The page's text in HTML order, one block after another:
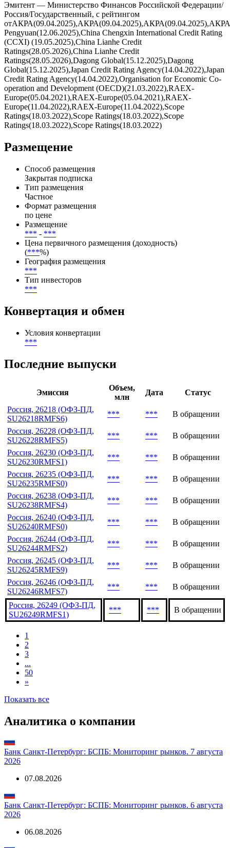
Эмитент — Министерство Финансов Российской Федерации/
Россия/Государственный, с рейтингом
Pengyuan(12.06.2025),China Chengxin International Credit Rating
(CCXI) (19.05.2025),China Lianhe Credit
Ratings(28.05.2026),China Lianhe Credit
Ratings(28.05.2026),Dagong Global(15.12.2025),Dagong
Global(15.12.2025),Japan Credit Rating Agency(14.04.2022),Japan
Credit Rating Agency(14.04.2022),Organisation for Economic Co-
operation and Development (OECD)(21.03.2022),RAEX-
Europe(05.04.2021),RAEX-Europe(05.04.2021),RAEX-
Europe(11.04.2022),RAEX-Europe(11.04.2022),Scope
Ratings(18.03.2022),Scope Ratings(18.03.2022),Scope
Ratings(18.03.2022),Scope Ratings(18.03.2022)
Размещение
Способ размещения
Закрытая подписка
Тип размещения
Частное
Формат размещения
по цене
Размещение
*** - ***
Цена первичного размещения (доходность)
(***%)
География размещения
***
Тип инвесторов
***
Конвертация и обмен
Условия конвертации
***
Последние выпуски
Эмиссия
Объем,
млн
Дата
Статус
Россия, 26218 (ОФЗ-ПД,
SU26218RMFS6)
*** ***
В обращении
Россия, 26228 (ОФЗ-ПД,
SU26228RMFS5)
*** ***
В обращении
Россия, 26230 (ОФЗ-ПД,
SU26230RMFS1)
*** ***
В обращении
Россия, 26235 (ОФЗ-ПД,
SU26235RMFS0)
*** ***
В обращении
Россия, 26238 (ОФЗ-ПД,
SU26238RMFS4)
*** ***
В обращении
Россия, 26240 (ОФЗ-ПД,
SU26240RMFS0)
*** ***
В обращении
Россия, 26244 (ОФЗ-ПД,
SU26244RMFS2)
*** ***
В обращении
Россия, 26245 (ОФЗ-ПД,
SU26245RMFS9)
*** ***
В обращении
Россия, 26246 (ОФЗ-ПД,
SU26246RMFS7)
*** *** В обращении
Россия, 26249 (ОФЗ-ПД,
SU26249RMFS1)
*** *** В обращении
1
2
3
...
50
»
Показать все
Аналитика о компании
Банк Санкт-Петербург: БСПБ: Мониторинг рынков. 7 августа
2026
07.08.2026
Банк Санкт-Петербург: БСПБ: Мониторинг рынков. 6 августа
2026
06.08.2026